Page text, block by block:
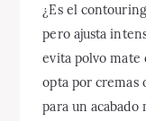
¿Es el
pero ajusta
evita polvo mate
opta por cremas
para un acabado